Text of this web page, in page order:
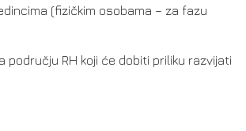
(fizičkim osobama – za fazu
području RH koji će dobiti priliku razvijati